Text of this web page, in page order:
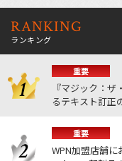
RANKING
ランキング
重要
『マジック：
るテキスト訂正
重要
WPN加盟店舗